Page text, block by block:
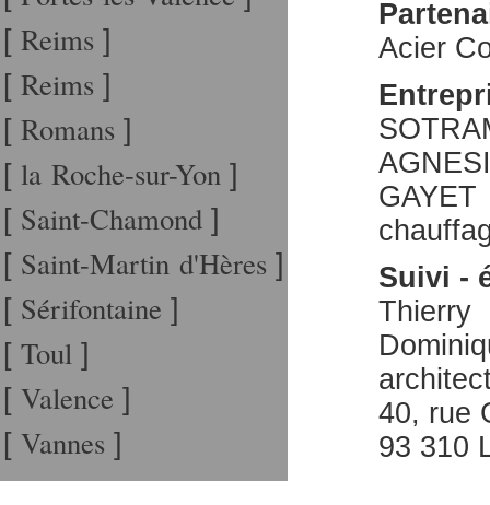
[ Reims ]
[ Reims ]
[ Romans ]
[ la Roche-sur-Yon ]
[ Saint-Chamond ]
[ Saint-Martin d'Hères ]
[ Sérifontaine ]
[ Toul ]
[ Valence ]
[ Vannes ]
Acier
Suivi -
Thierry
40, rue
93 310